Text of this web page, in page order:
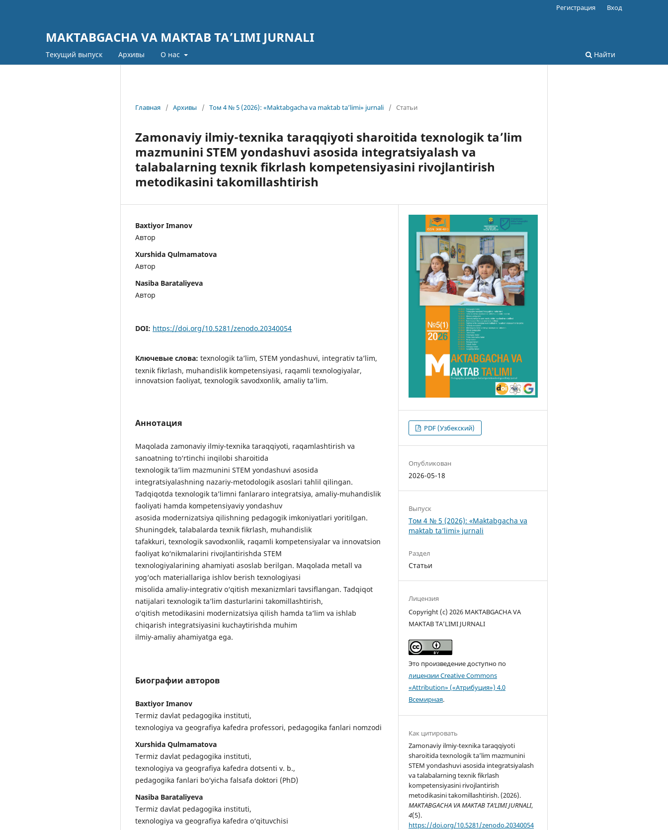
MAKTABGACHA VA MAKTAB TA’LIMI JURNALI
Текущий выпуск Архивы О нас Найти
Регистрация Вход
Главная / Архивы / Том 4 № 5 (2026): «Maktabgacha va maktab ta’limi» jurnali / Статьи
Zamonaviy ilmiy-texnika taraqqiyoti sharoitida texnologik ta’lim
mazmunini STEM yondashuvi asosida integratsiyalash va
talabalarning texnik fikrlash kompetensiyasini rivojlantirish
metodikasini takomillashtirish
Baxtiyor Imanov
Автор
Xurshida Qulmamatova
Автор
Nasiba Barataliyeva
Автор
DOI: https://doi.org/10.5281/zenodo.20340054
Ключевые слова: texnologik ta’lim, STEM yondashuvi, integrativ ta’lim,
texnik fikrlash, muhandislik kompetensiyasi, raqamli texnologiyalar,
innovatsion faoliyat, texnologik savodxonlik, amaliy ta’lim.
Аннотация
Maqolada zamonaviy ilmiy-texnika taraqqiyoti, raqamlashtirish va
sanoatning to‘rtinchi inqilobi sharoitida
texnologik ta’lim mazmunini STEM yondashuvi asosida
integratsiyalashning nazariy-metodologik asoslari tahlil qilingan.
Tadqiqotda texnologik ta’limni fanlararo integratsiya, amaliy-muhandislik
faoliyati hamda kompetensiyaviy yondashuv
asosida modernizatsiya qilishning pedagogik imkoniyatlari yoritilgan.
Shuningdek, talabalarda texnik fikrlash, muhandislik
tafakkuri, texnologik savodxonlik, raqamli kompetensiyalar va innovatsion
faoliyat ko‘nikmalarini rivojlantirishda STEM
texnologiyalarining ahamiyati asoslab berilgan. Maqolada metall va
yog‘och materiallariga ishlov berish texnologiyasi
misolida amaliy-integrativ o‘qitish mexanizmlari tavsiflangan. Tadqiqot
natijalari texnologik ta’lim dasturlarini takomillashtirish,
o‘qitish metodikasini modernizatsiya qilish hamda ta’lim va ishlab
chiqarish integratsiyasini kuchaytirishda muhim
ilmiy-amaliy ahamiyatga ega.
Биографии авторов
Baxtiyor Imanov
Termiz davlat pedagogika instituti,
texnologiya va geografiya kafedra professori, pedagogika fanlari nomzodi
Xurshida Qulmamatova
Termiz davlat pedagogika instituti,
texnologiya va geografiya kafedra dotsenti v. b.,
pedagogika fanlari bo‘yicha falsafa doktori (PhD)
Nasiba Barataliyeva
Termiz davlat pedagogika instituti,
texnologiya va geografiya kafedra o‘qituvchisi
PDF (Узбекский)
Опубликован
2026-05-18
Выпуск
Том 4 № 5 (2026): «Maktabgacha va
maktab ta’limi» jurnali
Раздел
Статьи
Лицензия
Copyright (c) 2026 MAKTABGACHA VA
MAKTAB TA’LIMI JURNALI
Это произведение доступно по
лицензии Creative Commons
«Attribution» («Атрибуция») 4.0
Всемирная.
Как цитировать
Zamonaviy ilmiy-texnika taraqqiyoti
sharoitida texnologik ta’lim mazmunini
STEM yondashuvi asosida integratsiyalash
va talabalarning texnik fikrlash
kompetensiyasini rivojlantirish
metodikasini takomillashtirish. (2026).
MAKTABGACHA VA MAKTAB TA’LIMI JURNALI,
4(5).
https://doi.org/10.5281/zenodo.20340054